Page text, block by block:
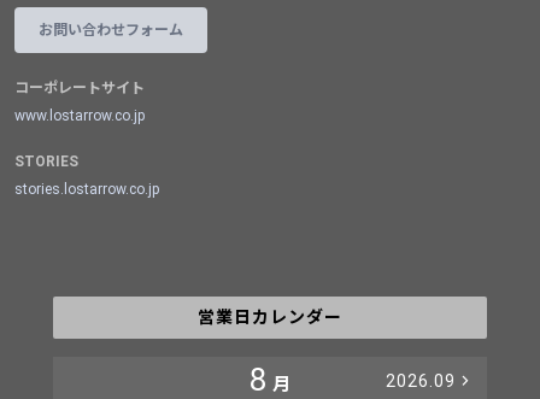
お問い合わせフォーム
コーポレートサイト
www.lostarrow.co.jp
STORIES
stories.lostarrow.co.jp
営業日カレンダー
8 月 2026.09